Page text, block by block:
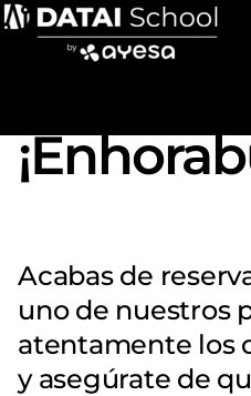
Saltar
Acabas de
uno de nuestros
atentamente los
y asegúrate de